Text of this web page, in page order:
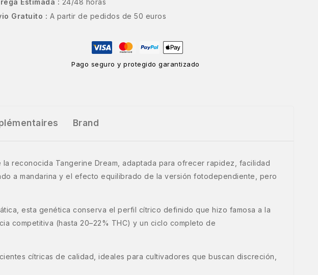
Estimada : 24/48 horas
Gratuito : A partir de pedidos de 50 euros
Pago seguro y protegido garantizado
Brand
reconocida Tangerine Dream, adaptada para ofrecer rapidez, facilidad
a mandarina y el efecto equilibrado de la versión fotodependiente, pero
esta genética conserva el perfil cítrico definido que hizo famosa a la
competitiva (hasta 20–22% THC) y un ciclo completo de
cítricas de calidad, ideales para cultivadores que buscan discreción,